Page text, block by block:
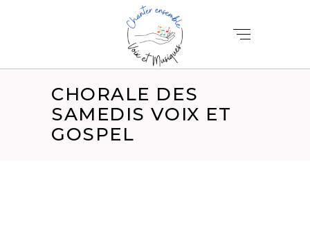
CHORALE DES
SAMEDIS VOIX ET
GOSPEL